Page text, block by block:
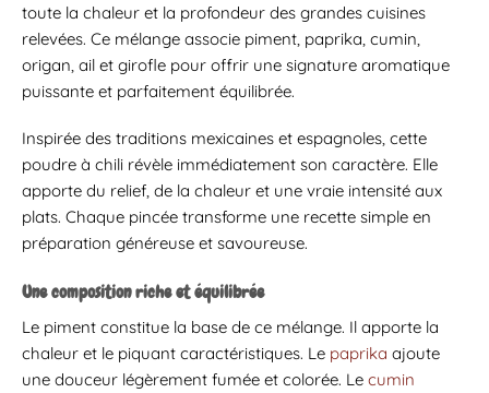
toute la chaleur et la profondeur des grandes cuisines
relevées. Ce mélange associe piment, paprika, cumin,
origan, ail et girofle pour offrir une signature aromatique
puissante et parfaitement équilibrée.
Inspirée des traditions mexicaines et espagnoles, cette
poudre à chili révèle immédiatement son caractère. Elle
apporte du relief, de la chaleur et une vraie intensité aux
plats. Chaque pincée transforme une recette simple en
préparation généreuse et savoureuse.
Une composition riche et équilibrée
Le piment constitue la base de ce mélange. Il apporte la
chaleur et le piquant caractéristiques. Le paprika ajoute
une douceur légèrement fumée et colorée. Le cumin